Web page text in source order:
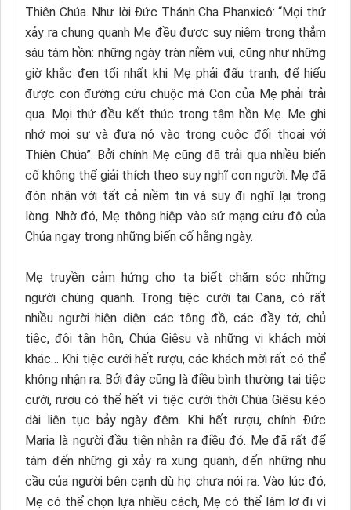
Thiên Chúa. Như lời Đức Thánh Cha Phanxicô: “Mọi thứ
xảy ra chung quanh Mẹ đều được suy niệm trong thẳm
sâu tâm hồn: những ngày tràn niềm vui, cũng như những
giờ khắc đen tối nhất khi Mẹ phải đấu tranh, để hiểu
được con đường cứu chuộc mà Con của Mẹ phải trải
qua. Mọi thứ đều kết thúc trong tâm hồn Mẹ. Mẹ ghi
nhớ mọi sự và đưa nó vào trong cuộc đối thoại với
Thiên Chúa”. Bởi chính Mẹ cũng đã trải qua nhiều biến
cố không thể giải thích theo suy nghĩ con người. Mẹ đã
đón nhận với tất cả niềm tin và suy đi nghĩ lại trong
lòng. Nhờ đó, Mẹ thông hiệp vào sứ mạng cứu độ của
Chúa ngay trong những biến cố hằng ngày.
Mẹ truyền cảm hứng cho ta biết chăm sóc những
người chúng quanh. Trong tiệc cưới tại Cana, có rất
nhiều người hiện diện: các tông đồ, các đầy tớ, chủ
tiệc, đôi tân hôn, Chúa Giêsu và những vị khách mời
khác… Khi tiệc cưới hết rượu, các khách mời rất có thể
không nhận ra. Bởi đây cũng là điều bình thường tại tiệc
cưới, rượu có thể hết vì tiệc cưới thời Chúa Giêsu kéo
dài liên tục bảy ngày đêm. Khi hết rượu, chính Đức
Maria là người đầu tiên nhận ra điều đó. Mẹ đã rất để
tâm đến những gì xảy ra xung quanh, đến những nhu
cầu của người bên cạnh dù họ chưa nói ra. Vào lúc đó,
Mẹ có thể chọn lựa nhiều cách, Mẹ có thể làm lơ đi vì